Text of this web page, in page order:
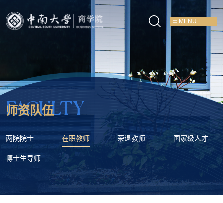
MENU
FACULTY
师资队伍
两院院士 在职教师 荣退教师 国家级人才
博士生导师